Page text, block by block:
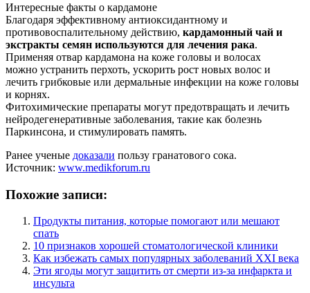
Интересные факты о кардамоне
Благодаря эффективному антиоксидантному и
противовоспалительному действию, кардамонный чай и
экстракты семян используются для лечения рака.
Применяя отвар кардамона на коже головы и волосах
можно устранить перхоть, ускорить рост новых волос и
лечить грибковые или дермальные инфекции на коже головы
и корнях.
Фитохимические препараты могут предотвращать и лечить
нейродегенеративные заболевания, такие как болезнь
Паркинсона, и стимулировать память.
Ранее ученые доказали пользу гранатового сока.
Источник: www.medikforum.ru
Похожие записи:
Продукты питания, которые помогают или мешают
спать
10 признаков хорошей стоматологической клиники
Как избежать самых популярных заболеваний XXI века
Эти ягоды могут защитить от смерти из-за инфаркта и
инсульта